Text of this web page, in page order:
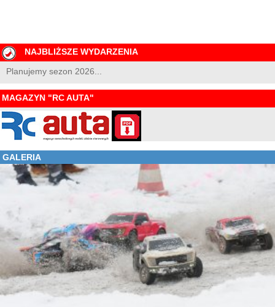
NAJBLIŻSZE WYDARZENIA
Planujemy sezon 2026...
MAGAZYN "RC AUTA"
GALERIA